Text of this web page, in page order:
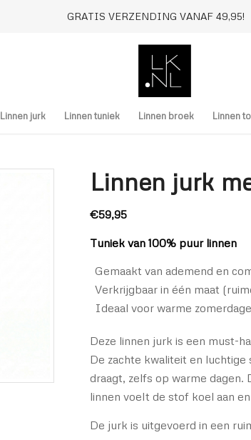
Linnen jurk Linnen tuniek Linnen broek Linnen
Linnen jurk
€59,95
Tuniek van 100% puur linnen
Gemaakt van ademend en
Verkrijgbaar in één maat
Ideaal voor warme
Deze linnen jurk is een must-
De zachte kwaliteit en
draagt, zelfs op warme dagen.
linnen voelt de stof koel aan
De jurk is uitgevoerd in een
GRATIS VERZENDING VANAF 49,95!